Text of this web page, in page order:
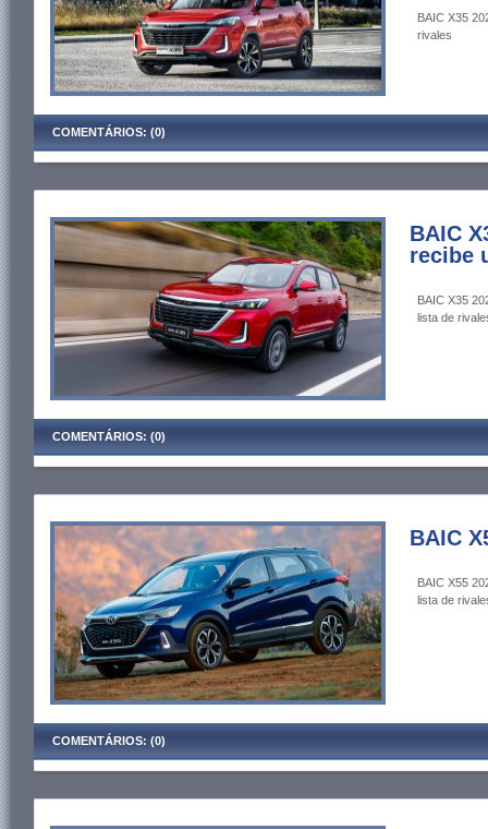
BAIC X35
rivales
COMENTÁRIOS: (0)
BAIC
recibe
BAIC X35
lista de
COMENTÁRIOS: (0)
BAIC
BAIC X55
lista de
COMENTÁRIOS: (0)